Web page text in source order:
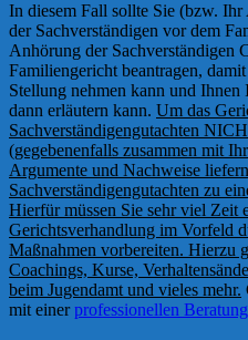
In diesem Fall sollte Sie (bzw.
der Sachverständigen vor dem
Anhörung der Sachverständigen
Familiengericht beantragen,
Stellung nehmen kann und Ihnen
dann erläutern kann. Um das
Sachverständigengutachten
(gegebenenfalls zusammen mit
Argumente und Nachweise
Sachverständigengutachten zu
Hierfür müssen Sie sehr viel Zeit
Gerichtsverhandlung im Vorfeld
Maßnahmen vorbereiten. Hierzu
Coachings, Kurse,
beim Jugendamt und vieles mehr.
mit einerprofessionellen Beratung